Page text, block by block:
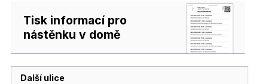
Tisk informací pro
nástěnku v domě
Další ulice